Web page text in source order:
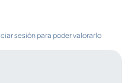
sesión para poder valorarlo